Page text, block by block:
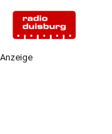
Anzeige